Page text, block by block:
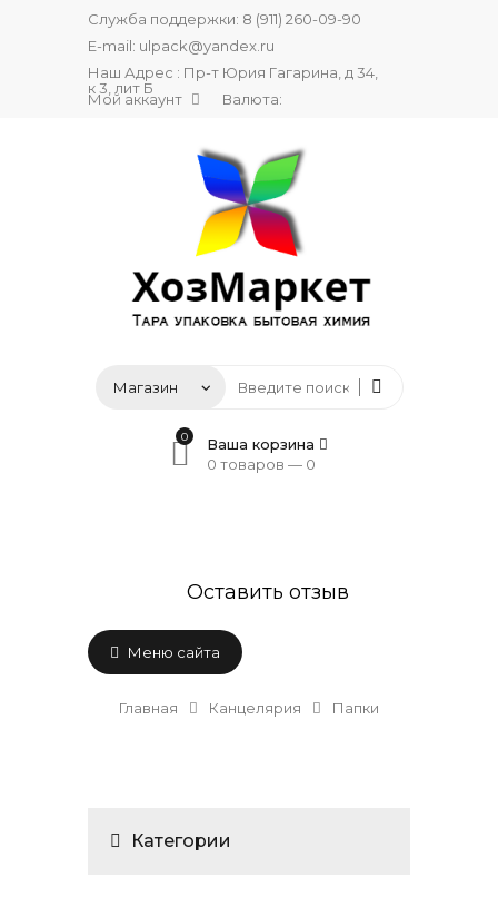
Служба поддержки: 8 (911) 260-09-90
E-mail: ulpack@yandex.ru
Наш Адрес : Пр-т Юрия Гагарина, д 34,
к 3, лит Б
Мой аккаунт Валюта:
0
Ваша корзина
0 товаров — 0
Оставить отзыв
Меню сайта
Главная Канцелярия Папки
Категории